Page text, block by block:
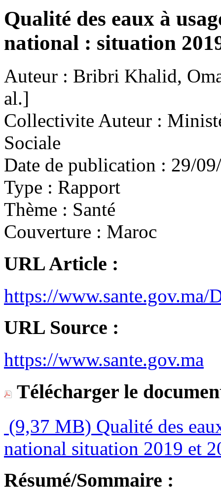
Qualité des eaux à
national : situation
Auteur : Bribri Khalid,
al.]
Collectivite Auteur :
Sociale
Date de publication : 29/
Type : Rapport
Thème : Santé
Couverture : Maroc
URL Article :
https://www.sante.gov.ma/
URL Source :
https://www.sante.gov.ma
Télécharger le
(9,37 MB) Qualité des
national situation 2019 et
Résumé/Sommaire :